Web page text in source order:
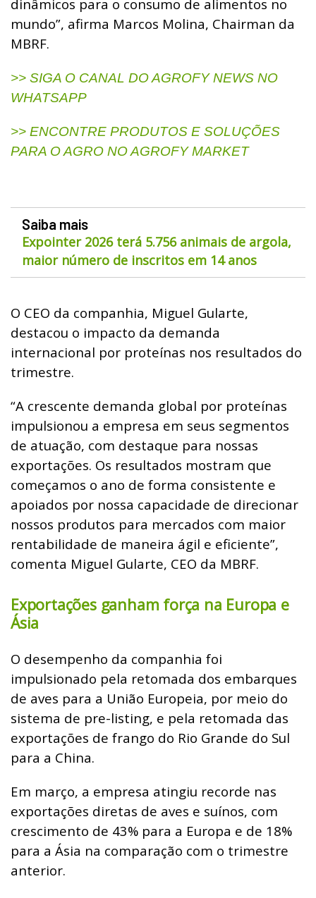
dinâmicos para o consumo de alimentos no
mundo”, afirma Marcos Molina, Chairman da
MBRF.
>> SIGA O CANAL DO AGROFY NEWS NO
WHATSAPP
>> ENCONTRE PRODUTOS E SOLUÇÕES
PARA O AGRO NO AGROFY MARKET
Saiba mais
Expointer 2026 terá 5.756 animais de argola,
maior número de inscritos em 14 anos
O CEO da companhia, Miguel Gularte,
destacou o impacto da demanda
internacional por proteínas nos resultados do
trimestre.
“A crescente demanda global por proteínas
impulsionou a empresa em seus segmentos
de atuação, com destaque para nossas
exportações. Os resultados mostram que
começamos o ano de forma consistente e
apoiados por nossa capacidade de direcionar
nossos produtos para mercados com maior
rentabilidade de maneira ágil e eficiente”,
comenta Miguel Gularte, CEO da MBRF.
Exportações ganham força na Europa e
Ásia
O desempenho da companhia foi
impulsionado pela retomada dos embarques
de aves para a União Europeia, por meio do
sistema de pre-listing, e pela retomada das
exportações de frango do Rio Grande do Sul
para a China.
Em março, a empresa atingiu recorde nas
exportações diretas de aves e suínos, com
crescimento de 43% para a Europa e de 18%
para a Ásia na comparação com o trimestre
anterior.